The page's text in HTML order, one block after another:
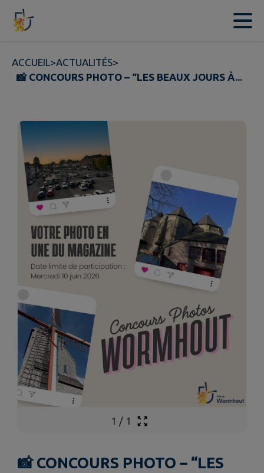
Contenu
ACCUEIL>ACTUALITÉS>
📸 CONCOURS PHOTO – “LES BEAUX JOURS À...
1 / 1
📸 CONCOURS PHOTO – “LES